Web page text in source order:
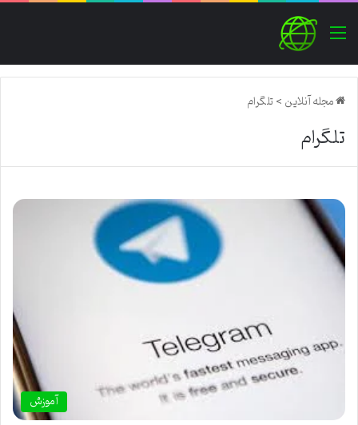
منو
مجله آنلاین>تلگرام
تلگرام
آموزش